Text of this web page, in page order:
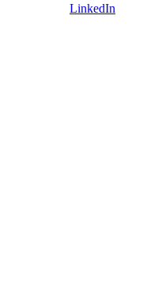
LinkedIn